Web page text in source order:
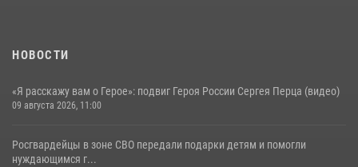
НОВОСТИ
«Я расскажу вам о Герое»: подвиг Героя России Сергея Перца (видео)
09 августа 2026, 11:00
Росгвардейцы в зоне СВО передали подарки детям и помогли
нуждающимся г...